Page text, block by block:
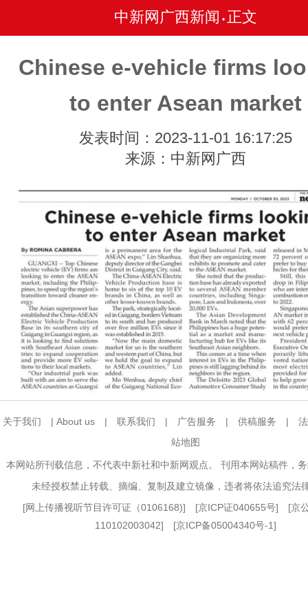
中新网广西新闻 • 正文
Chinese e-vehicle firms
to enter Asean market
发表时间：2023-11-01 16:17:25
来源：中新网广西
关于我们 | About us | 联系我们 | 广告服务 | 供稿服务 |
站地图
本网站所刊载信息，不代表中新社和中新网观点。 刊用本网站稿件，
未经授权禁止转载、摘编、复制及建立镜像，违者将依法追究法
[网上传播视听节目许可证（0106168)] [京ICP证040655号] [京
110102003042] [京ICP备05004340号-1]